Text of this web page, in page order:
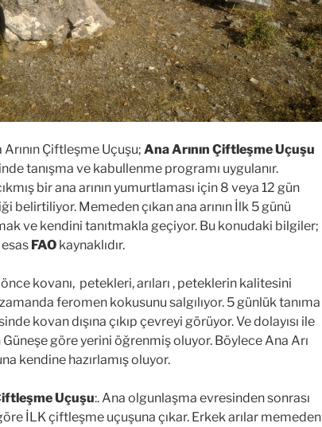
Arının Çiftleşme Uçuşu; Ana Arının Çiftleşme Uçuşu
tanışma ve kabullenme programı uygulanır.
bir ana arının yumurtlaması için 8 veya 12 gün
belirtiliyor. Memeden çıkan ana arının İlk 5 günü
ve kendini tanıtmakla geçiyor. Bu konudaki bilgiler;
FAO kaynaklıdır.
önce kovanı, petekleri, arıları , peteklerin kalitesini
feromen kokusunu salgılıyor. 5 günlük tanıma
kovan dışına çıkıp çevreyi görüyor. Ve dolayısı ile
Güneşe göre yerini öğrenmiş oluyor. Böylece Ana Arı
kendine hazırlamış oluyor.
Uçuşu:. Ana olgunlaşma evresinden sonrası
İLK çiftleşme uçuşuna çıkar. Erkek arılar memeden